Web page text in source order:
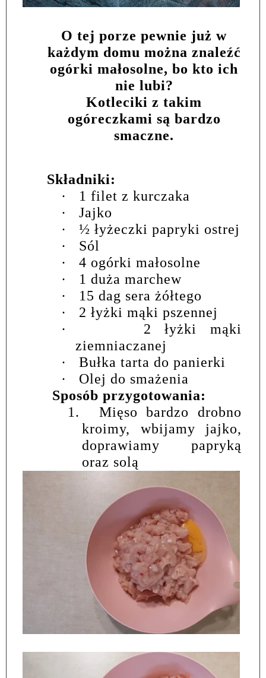
O tej porze pewnie już w
każdym domu można znaleźć
ogórki małosolne, bo kto ich
nie lubi?
Kotleciki z takim
ogóreczkami są bardzo
smaczne.
Składniki:
·
1 filet z kurczaka
·
Jajko
·
½ łyżeczki papryki ostrej
·
Sól
·
4 ogórki małosolne
·
1 duża marchew
·
15 dag sera żółtego
·
2 łyżki mąki pszennej
·
2 łyżki mąki
ziemniaczanej
·
Bułka tarta do panierki
·
Olej do smażenia
Sposób przygotowania:
1.
Mięso bardzo drobno
kroimy, wbijamy jajko,
doprawiamy papryką
oraz solą